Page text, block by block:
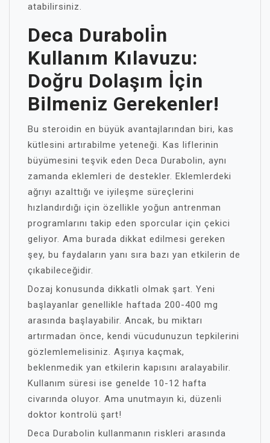
atabilirsiniz.
Deca Duraboli̇n
Kullanım Kılavuzu:
Doğru Dolaşım İçin
Bilmeniz Gerekenler!
Bu steroidin en büyük avantajlarından biri, kas
kütlesini artırabilme yeteneği. Kas liflerinin
büyümesini teşvik eden Deca Durabolin, aynı
zamanda eklemleri de destekler. Eklemlerdeki
ağrıyı azalttığı ve iyileşme süreçlerini
hızlandırdığı için özellikle yoğun antrenman
programlarını takip eden sporcular için çekici
geliyor. Ama burada dikkat edilmesi gereken
şey, bu faydaların yanı sıra bazı yan etkilerin de
çıkabileceğidir.
Dozaj konusunda dikkatli olmak şart. Yeni
başlayanlar genellikle haftada 200-400 mg
arasında başlayabilir. Ancak, bu miktarı
artırmadan önce, kendi vücudunuzun tepkilerini
gözlemlemelisiniz. Aşırıya kaçmak,
beklenmedik yan etkilerin kapısını aralayabilir.
Kullanım süresi ise genelde 10-12 hafta
civarında oluyor. Ama unutmayın ki, düzenli
doktor kontrolü şart!
Deca Durabolin kullanmanın riskleri arasında